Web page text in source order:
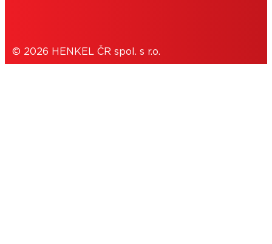
© 2026 HENKEL ČR spol. s r.o.